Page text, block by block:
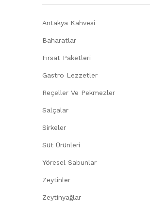
Antakya Kahvesi
Baharatlar
Fırsat Paketleri
Gastro Lezzetler
Reçeller Ve Pekmezler
Salçalar
Sirkeler
Süt Ürünleri
Yöresel Sabunlar
Zeytinler
Zeytinyağlar